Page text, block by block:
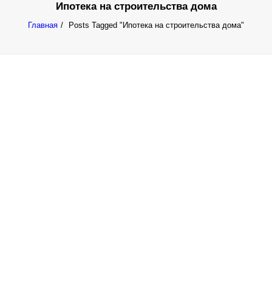
КОНТАКТЫИпотека на строительства дома
Главная Posts Tagged "Ипотека на строительства дома"